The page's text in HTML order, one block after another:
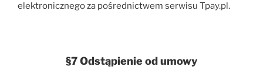
elektronicznego za pośrednictwem serwisu Tpay.pl.
§7 Odstąpienie od umowy